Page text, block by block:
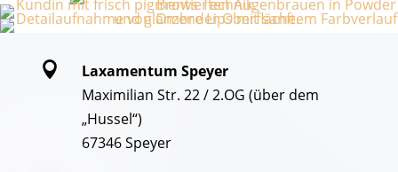

Laxamentum Speyer
Maximilian Str. 22 / 2.OG (über dem
„Hussel“)
67346 Speyer​